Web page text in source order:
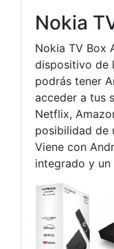
Nokia
Nokia TV Box
dispositivo de
podrás tener
acceder a tus
Netflix,
posibilidad de
Viene con
integrado y